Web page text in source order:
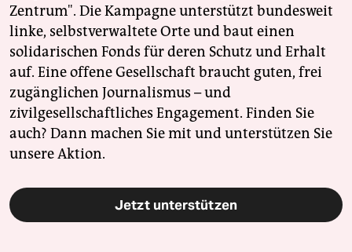
Zentrum". Die Kampagne unterstützt bundesweit
linke, selbstverwaltete Orte und baut einen
solidarischen Fonds für deren Schutz und Erhalt
auf. Eine offene Gesellschaft braucht guten, frei
zugänglichen Journalismus – und
zivilgesellschaftliches Engagement. Finden Sie
auch? Dann machen Sie mit und unterstützen Sie
unsere Aktion.
Jetzt unterstützen